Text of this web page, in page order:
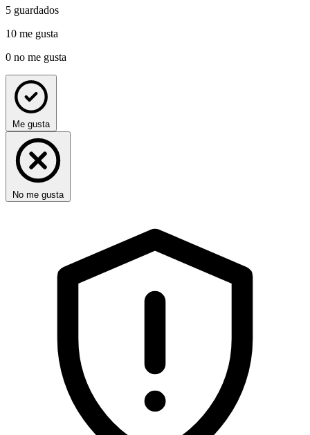
5 guardados
10 me gusta
0 no me gusta
Me gusta
No me gusta